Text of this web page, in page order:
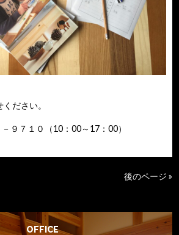
ださい。
９７１０（10：00～17：00）
後のページ »
OFFICE